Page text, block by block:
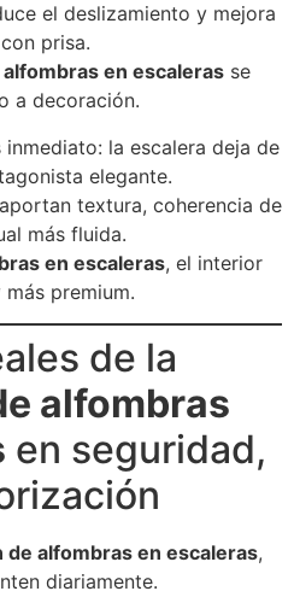
el deslizamiento y mejora
prisa.
en escaleras se
a decoración.
la escalera deja de
elegante.
textura, coherencia de
más fluida.
en escaleras, el interior
premium.
de la
alfombras
en seguridad,
de alfombras en escaleras,
diariamente.